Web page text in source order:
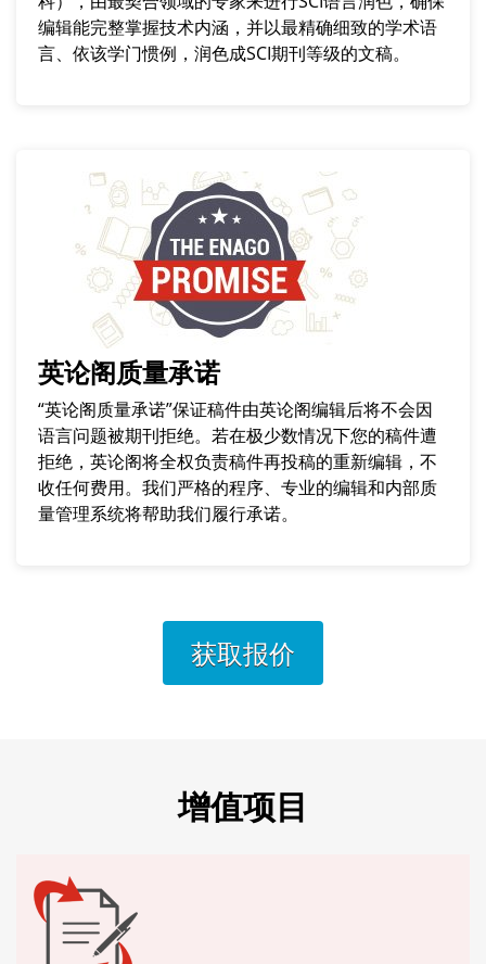
编辑能完整掌握技术内涵，并以最精确细致的学术语
言、依该学门惯例，润色成SCI期刊等级的文稿。
英论阁质量承诺
“英论阁质量承诺”保证稿件由英论阁编辑后将不会因
语言问题被期刊拒绝。若在极少数情况下您的稿件遭
拒绝，英论阁将全权负责稿件再投稿的重新编辑，不
收任何费用。我们严格的程序、专业的编辑和内部质
量管理系统将帮助我们履行承诺。
获取报价
增值项目